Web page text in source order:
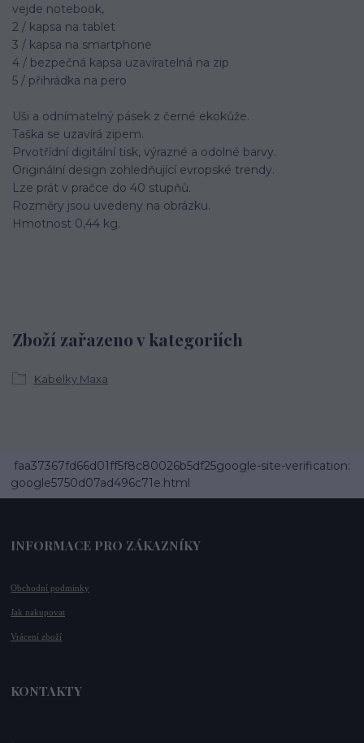
vejde notebook,
2 / kapsa na tablet
3 / kapsa na smartphone
4 / bezpečná kapsa uzavíratelná na zip
5 / přihrádka na pero
Uši a odnímatelný pásek z černé ekokůže.
Taška se uzavírá zipem.
Prvotřídní digitální tisk, výrazné a odolné barvy.
Originální design zohledňující evropské trendy.
Lze prát v pračce do 40 stupňů.
Rozměry jsou uvedeny na obrázku.
Hmotnost 0,44 kg.
Zboží zařazeno v kategoriích
Kabelky Maxa
faa37367fd66d01ff5f8c80026b5df25google-site-verification:
google5750d07ad496c71e.html
INFORMACE PRO ZÁKAZNÍKY
Obchodní podmínky
Jak nakupovat
Vrácení zboží
KONTAKTY